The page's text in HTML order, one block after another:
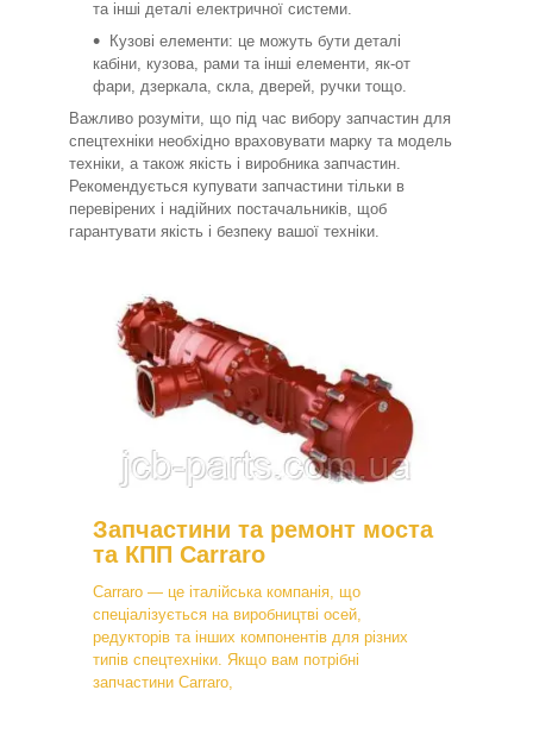
та інші деталі електричної системи.
Кузові елементи: це можуть бути деталі
кабіни, кузова, рами та інші елементи, як-от
фари, дзеркала, скла, дверей, ручки тощо.
Важливо розуміти, що під час вибору запчастин для
спецтехніки необхідно враховувати марку та модель
техніки, а також якість і виробника запчастин.
Рекомендується купувати запчастини тільки в
перевірених і надійних постачальників, щоб
гарантувати якість і безпеку вашої техніки.
Запчастини та ремонт моста
та КПП Carraro
Carraro — це італійська компанія, що
спеціалізується на виробництві осей,
редукторів та інших компонентів для різних
типів спецтехніки. Якщо вам потрібні
запчастини Carraro,